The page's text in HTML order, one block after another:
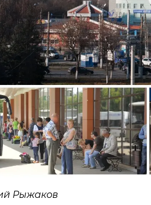
Рыжаков